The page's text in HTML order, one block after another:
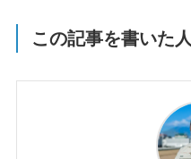
この記事を書いた人